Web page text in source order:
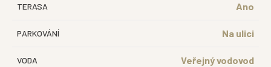
TERASA Ano
PARKOVÁNÍ Na ulici
VODA Veřejný vodovod